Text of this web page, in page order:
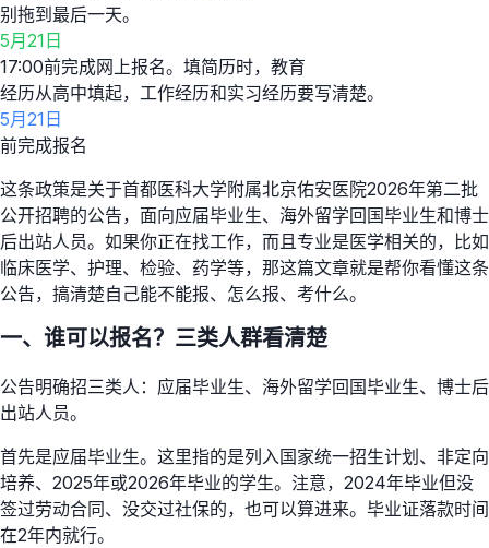
别拖到最后一天。
5月21日
17:00前完成网上报名。填简历时，教育
经历从高中填起，工作经历和实习经历要写清楚。
5月21日
前完成报名
这条政策是关于首都医科大学附属北京佑安医院2026年第二批
公开招聘的公告，面向应届毕业生、海外留学回国毕业生和博士
后出站人员。如果你正在找工作，而且专业是医学相关的，比如
临床医学、护理、检验、药学等，那这篇文章就是帮你看懂这条
公告，搞清楚自己能不能报、怎么报、考什么。
一、谁可以报名？三类人群看清楚
公告明确招三类人：应届毕业生、海外留学回国毕业生、博士后
出站人员。
首先是应届毕业生。这里指的是列入国家统一招生计划、非定向
培养、2025年或2026年毕业的学生。注意，2024年毕业但没
签过劳动合同、没交过社保的，也可以算进来。毕业证落款时间
在2年内就行。